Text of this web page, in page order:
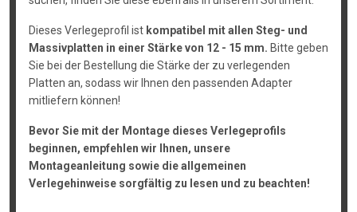
Dieses Verlegeprofil ist kompatibel mit allen Steg- und
Massivplatten in einer Stärke von 12 - 15 mm. Bitte geben
Sie bei der Bestellung die Stärke der zu verlegenden
Platten an, sodass wir Ihnen den passenden Adapter
mitliefern können!
Bevor Sie mit der Montage dieses Verlegeprofils
beginnen, empfehlen wir Ihnen, unsere
Montageanleitung sowie die allgemeinen
Verlegehinweise sorgfältig zu lesen und zu beachten!